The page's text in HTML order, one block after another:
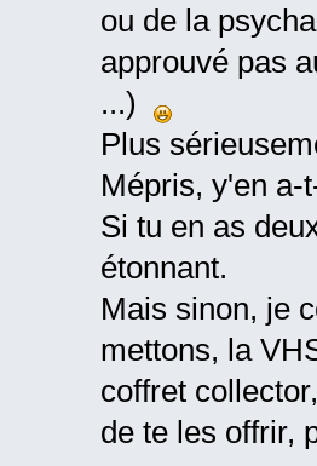
ou de la
approuvé pas
...)
Plus
Mépris, y'en a-
Si tu en as
étonnant.
Mais sinon, je
mettons, la
coffret
de te les offrir,